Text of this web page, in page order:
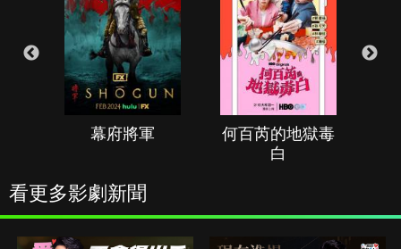
幕府將軍
何百芮的地獄毒
白
看更多影劇新聞